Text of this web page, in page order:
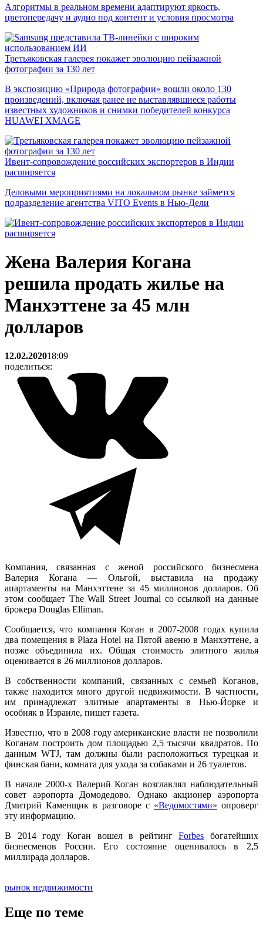
Алгоритмы в реальном времени адаптируют яркость,
цветопередачу и аудио под контент и условия просмотра
Третьяковская галерея покажет эволюцию пейзажной
фотографии за 130 лет
В экспозицию «Природа фотографии» вошли около 130
произведений, включая ранее не выставлявшиеся работы
известных художников и снимки победителей конкурса
HUAWEI XMAGE
Ивент-сопровождение российских экспортеров в Индии
расширяется
Деловыми мероприятиями на локальном рынке займется
подразделение агентства VITO Events в Нью-Дели
Жена Валерия Когана
решила продать жилье на
Манхэттене за 45 млн
долларов
12.02.202018:09
поделиться:
Компания, связанная с женой российского бизнесмена
Валерия Когана — Ольгой, выставила на продажу
апартаменты на Манхэттене за 45 миллионов долларов. Об
этом сообщает The Wall Street Journal со ссылкой на данные
брокера Douglas Elliman.
Сообщается, что компания Коган в 2007-2008 годах купила
два помещения в Plaza Hotel на Пятой авеню в Манхэттене, а
позже объединила их. Общая стоимость элитного жилья
оценивается в 26 миллионов долларов.
В собственности компаний, связанных с семьей Коганов,
также находится много другой недвижимости. В частности,
им принадлежат элитные апартаменты в Нью-Йорке и
особняк в Израиле, пишет газета.
Известно, что в 2008 году американские власти не позволили
Коганам построить дом площадью 2,5 тысячи квадратов. По
данным WTJ, там должны были расположиться турецкая и
финская бани, комната для ухода за собаками и 26 туалетов.
В начале 2000-х Валерий Коган возглавлял наблюдательный
совет аэропорта Домодедово. Однако акционер аэропорта
Дмитрий Каменщик в разговоре с «Ведомостями» опроверг
эту информацию.
В 2014 году Коган вошел в рейтингForbes богатейших
бизнесменов России. Его состояние оценивалось в 2,5
миллирада долларов.
рынок недвижимости
Еще по теме